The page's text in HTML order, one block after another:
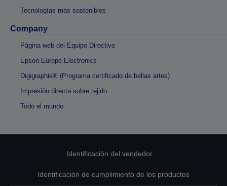
Tecnologías más sostenibles
Company
Página web del Equipo Directivo
Epson Europe Electronics
Digigraphie® (Programa certificado de bellas artes)
Impresión directa sobre tejido
Todo el mundo
Identificación del vendedor
Identificación de cumplimiento de los productos